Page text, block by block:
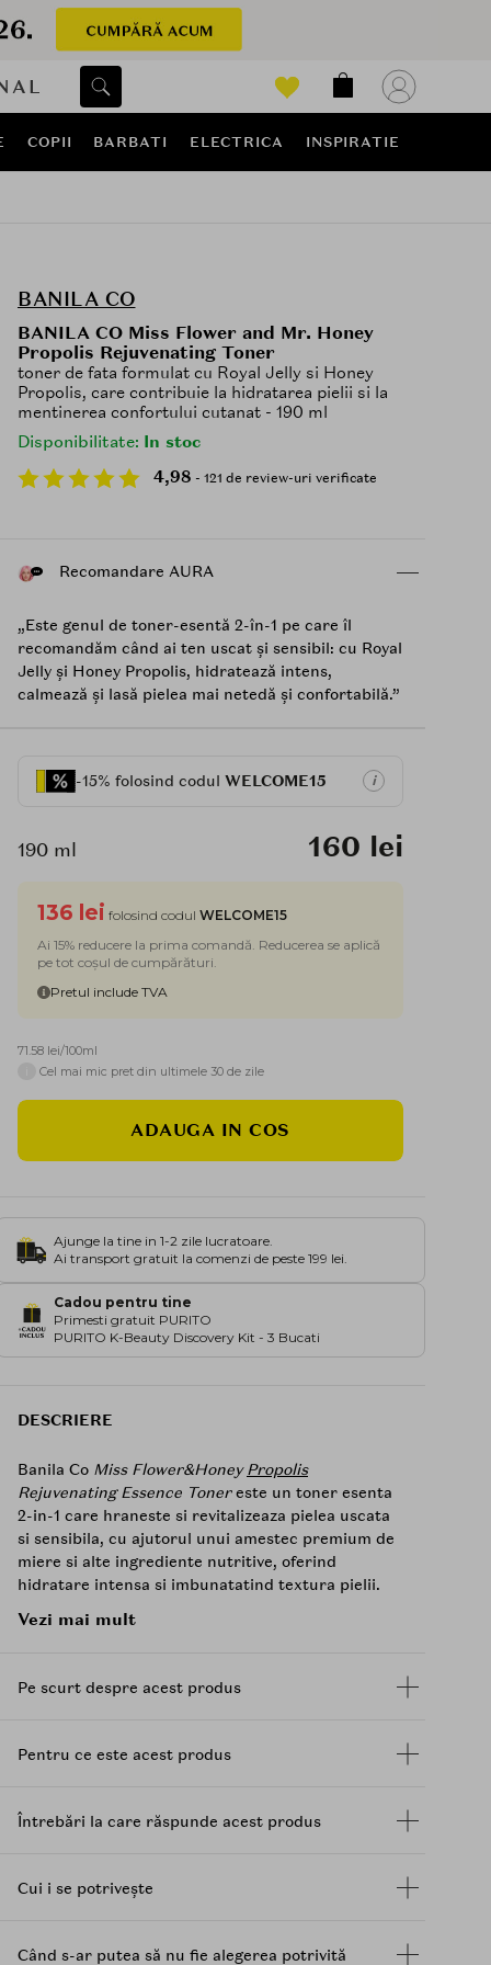
COPII BARBATI ELECTRICA INSPIRATIE
BANILA CO
BANILA CO Miss Flower and Mr. Honey
Propolis Rejuvenating Toner
toner de fata formulat cu Royal Jelly si Honey
Propolis, care contribuie la hidratarea pielii si la
mentinerea confortului cutanat - 190 ml
Disponibilitate: In stoc
4,98 - 121 de review-uri verificate
Recomandare AURA
„Este genul de toner-esentă 2-în-1 pe care îl
recomandăm când ai ten uscat și sensibil: cu Royal
Jelly și Honey Propolis, hidratează intens,
calmează și lasă pielea mai netedă și confortabilă.”
-15% folosind codul WELCOME15 i
190 ml 160 lei
136 lei folosind codul WELCOME15
Ai 15% reducere la prima comandă. Reducerea se aplică
pe tot coșul de cumpărături.
Pretul include TVA
71.58 lei/100ml
Cel mai mic pret din ultimele 30 de zile
ADAUGA IN COS
Ajunge la tine in 1-2 zile lucratoare.
Ai transport gratuit la comenzi de peste 199 lei.
Cadou pentru tine
Primesti gratuit PURITO
PURITO K-Beauty Discovery Kit - 3 Bucati
DESCRIERE
Banila Co Miss Flower&HoneyPropolis
Rejuvenating Essence Tonereste un toner esenta
2-in-1 care hraneste si revitalizeaza pielea uscata
si sensibila, cu ajutorul unui amestec premium de
miere si alte ingrediente nutritive, oferind
hidratare intensa si imbunatatind textura pielii.
Secretul acestuia consta in amestecul sau de
Propolis. Aceste ingrediente sunt cunoscute
aspect rejuvenat si stralucitor. Royal Jelly, bogata
Beeswax creeaza o bariera protectoare care
antiinflamatorii si antibacteriene, ajuta la
De asemenea, tonerul contine Triple-Peptide
Vezi mai mult
Pe scurt despre acest produs
Pentru ce este acest produs
Întrebări la care răspunde acest produs
Cui i se potrivește
Când s-ar putea să nu fie alegerea potrivită